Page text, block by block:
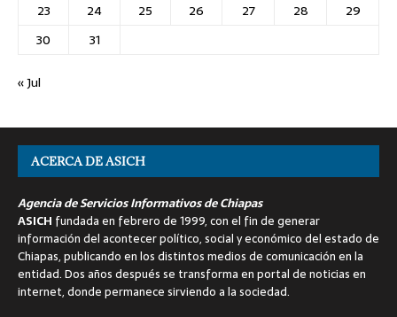
23
24 25 26 27 28
29
30
31
« Jul
ACERCA DE ASICH
Agencia de Servicios Informativos de Chiapas
ASICH fundada en febrero de 1999, con el fin de generar
información del acontecer político, social y económico del estado de
Chiapas, publicando en los distintos medios de comunicación en la
entidad. Dos años después se transforma en portal de noticias en
internet, donde permanece sirviendo a la sociedad.